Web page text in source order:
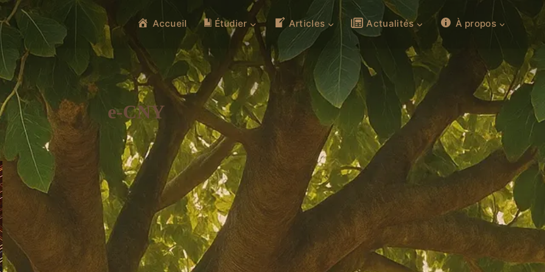
Accueil Étudier Articles Actualités À propos
e-CNY